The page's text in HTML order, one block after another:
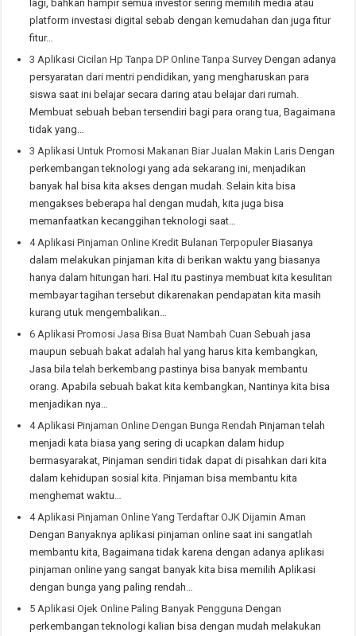
lagi, bahkan hampir semua investor sering memilih media atau
platform investasi digital sebab dengan kemudahan dan juga fitur
fitur…
3 Aplikasi Cicilan Hp Tanpa DP Online Tanpa Survey Dengan adanya
persyaratan dari mentri pendidikan, yang mengharuskan para
siswa saat ini belajar secara daring atau belajar dari rumah.
Membuat sebuah beban tersendiri bagi para orang tua, Bagaimana
tidak yang…
3 Aplikasi Untuk Promosi Makanan Biar Jualan Makin Laris Dengan
perkembangan teknologi yang ada sekarang ini, menjadikan
banyak hal bisa kita akses dengan mudah. Selain kita bisa
mengakses beberapa hal dengan mudah, kita juga bisa
memanfaatkan kecanggihan teknologi saat…
4 Aplikasi Pinjaman Online Kredit Bulanan TerpopulerBiasanya
dalam melakukan pinjaman kita di berikan waktu yang biasanya
hanya dalam hitungan hari. Hal itu pastinya membuat kita kesulitan
membayar tagihan tersebut dikarenakan pendapatan kita masih
kurang utuk mengembalikan…
6 Aplikasi Promosi Jasa Bisa Buat Nambah Cuan Sebuah jasa
maupun sebuah bakat adalah hal yang harus kita kembangkan,
Jasa bila telah berkembang pastinya bisa banyak membantu
orang. Apabila sebuah bakat kita kembangkan, Nantinya kita bisa
menjadikan nya…
4 Aplikasi Pinjaman Online Dengan Bunga Rendah Pinjaman telah
menjadi kata biasa yang sering di ucapkan dalam hidup
bermasyarakat, Pinjaman sendiri tidak dapat di pisahkan dari kita
dalam kehidupan sosial kita. Pinjaman bisa membantu kita
menghemat waktu…
4 Aplikasi Pinjaman Online Yang Terdaftar OJK Dijamin Aman
Dengan Banyaknya aplikasi pinjaman online saat ini sangatlah
membantu kita, Bagaimana tidak karena dengan adanya aplikasi
pinjaman online yang sangat banyak kita bisa memilih Aplikasi
dengan bunga yang paling rendah…
5 Aplikasi Ojek Online Paling Banyak Pengguna Dengan
perkembangan teknologi kalian bisa dengan mudah melakukan